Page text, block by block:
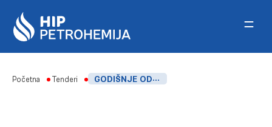
Početna Tenderi GODIŠNJE ODRŽAVANJE RINFUZNIH VAGA U FABRIKAMA PEVG I PENG